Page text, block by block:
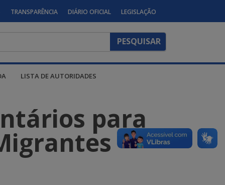
TRANSPARÊNCIA DIÁRIO OFICIAL LEGISLAÇÃO
LISTA DE AUTORIDADES
para